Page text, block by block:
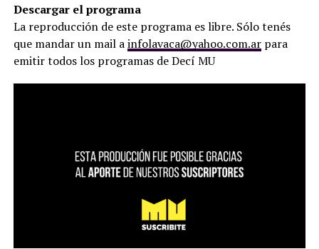
Descargar el programa
La reproducción de este programa es libre. Sólo tenés
que mandar un mail ainfolavaca@yahoo.com.arpara
emitir todos los programas de Decí MU